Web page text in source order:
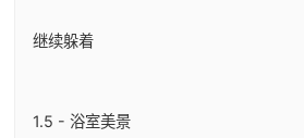
继续躲着
1.5 - 浴室美景